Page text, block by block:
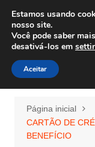
para
conteúdo
Wiley
corais algas e vida
Página inicial
CARTÃO DE
BENEFÍCIO
Estamos usando
nosso site.
Você pode saber
desativá-los em
Aceitar